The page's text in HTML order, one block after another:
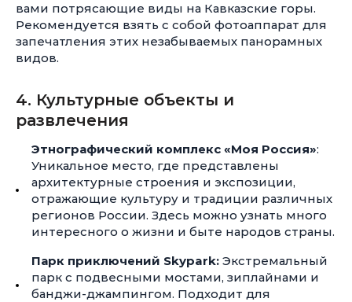
вами потрясающие виды на Кавказские горы.
Рекомендуется взять с собой фотоаппарат для
запечатления этих незабываемых панорамных
видов.
4. Культурные объекты и
развлечения
Этнографический комплекс «Моя Россия»:
Уникальное место, где представлены
архитектурные строения и экспозиции,
отражающие культуру и традиции различных
регионов России. Здесь можно узнать много
интересного о жизни и быте народов страны.
Парк приключений Skypark: Экстремальный
парк с подвесными мостами, зиплайнами и
банджи-джампингом. Подходит для